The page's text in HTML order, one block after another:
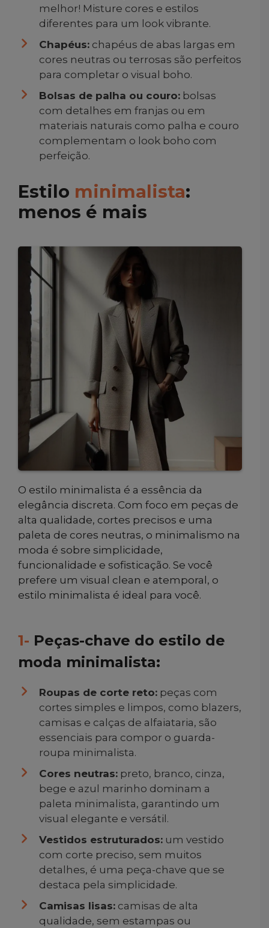
melhor! Misture cores e estilos
diferentes para um look vibrante.
Chapéus: chapéus de abas largas em
cores neutras ou terrosas são perfeitos
para completar o visual boho.
Bolsas de palha ou couro: bolsas
com detalhes em franjas ou em
materiais naturais como palha e couro
complementam o look boho com
perfeição.
Estilo minimalista:
menos é mais
O estilo minimalista é a essência da
elegância discreta. Com foco em peças de
alta qualidade, cortes precisos e uma
paleta de cores neutras, o minimalismo na
moda é sobre simplicidade,
funcionalidade e sofisticação. Se você
prefere um visual clean e atemporal, o
estilo minimalista é ideal para você.
1- Peças-chave do estilo de
moda minimalista:
Roupas de corte reto: peças com
cortes simples e limpos, como blazers,
camisas e calças de alfaiataria, são
essenciais para compor o guarda-
roupa minimalista.
Cores neutras: preto, branco, cinza,
bege e azul marinho dominam a
paleta minimalista, garantindo um
visual elegante e versátil.
Vestidos estruturados: um vestido
com corte preciso, sem muitos
detalhes, é uma peça-chave que se
destaca pela simplicidade.
Camisas lisas: camisas de alta
qualidade, sem estampas ou